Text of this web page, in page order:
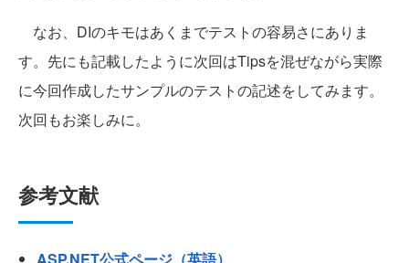
なお、DIのキモはあくまでテストの容易さにありま
す。先にも記載したように次回はTipsを混ぜながら実際
に今回作成したサンプルのテストの記述をしてみます。
次回もお楽しみに。
参考文献